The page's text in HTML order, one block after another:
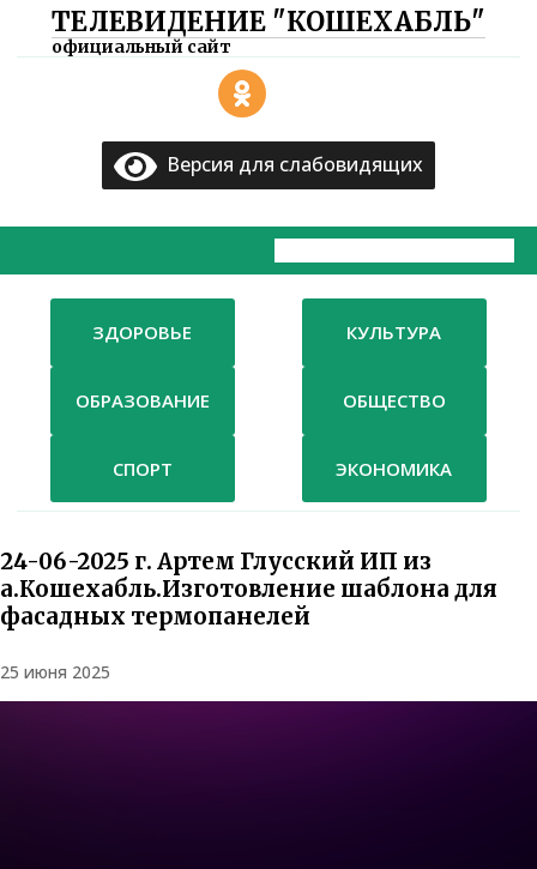
ТЕЛЕВИДЕНИЕ "КОШЕХАБЛЬ"
официальный сайт
Версия для слабовидящих
Документы
ТВ
КонтактыЗДОРОВЬЕ КУЛЬТУРА
ОБРАЗОВАНИЕ ОБЩЕСТВО
СПОРТ ЭКОНОМИКА
24-06-2025 г. Артем Глусский ИП из
а.Кошехабль.Изготовление шаблона для
фасадных термопанелей
25 июня 2025